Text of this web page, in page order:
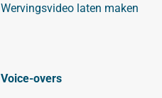
Wervingsvideo laten maken
Voice-overs